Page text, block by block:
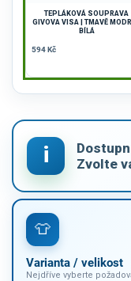
TEPLÁKOVÁ SOUPRAVA
GIVOVA VISA | TMAVĚ
BÍLÁ
594 Kč
Varianta / velikost
Nejdříve vyberte